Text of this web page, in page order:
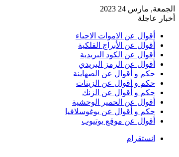
الجمعة, مارس 24 2023
أخبار عاجلة
أقوال عن الاموات الاحياء
أقوال عن الأبراج الفلكية
أقوال عن الكود البريدية
أقوال عن الرمز البريدي
حكم و أقوال عن الصهاينة
حكم و أقوال عن الزينات
حكم و أقوال عن الزنك
أقوال عن الحمير الوحشية
حكم و أقوال عن يوغوسلافيا
أقوال عن موقع يوتيوب
انستقرام